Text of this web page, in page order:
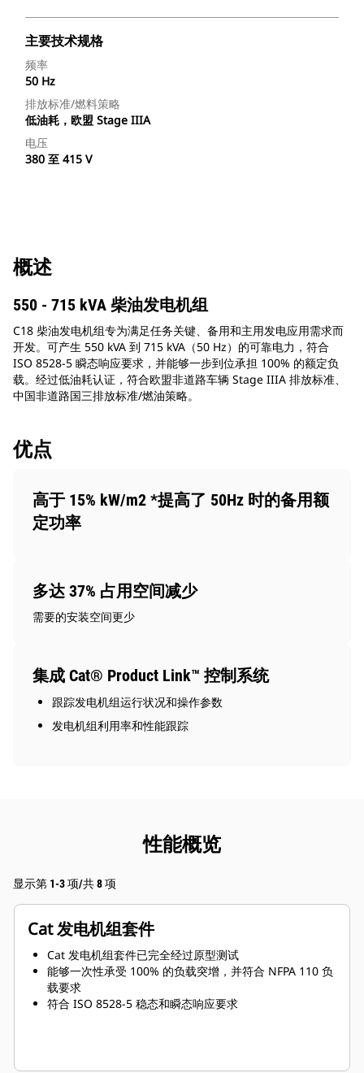
主要技术规格
频率
50 Hz
排放标准/燃料策略
低油耗，欧盟 Stage IIIA
电压
380 至 415 V
概述
550 - 715 kVA 柴油发电机组
C18 柴油发电机组专为满足任务关键、备用和主用发电应用需求而
开发。可产生 550 kVA 到 715 kVA（50 Hz）的可靠电力，符合
ISO 8528-5 瞬态响应要求，并能够一步到位承担 100% 的额定负
载。经过低油耗认证，符合欧盟非道路车辆 Stage IIIA 排放标准、
中国非道路国三排放标准/燃油策略。
优点
高于 15% kW/m2 *提高了 50Hz 时的备用额
定功率
多达 37% 占用空间减少
需要的安装空间更少
集成 Cat® Product Link™ 控制系统
跟踪发电机组运行状况和操作参数
发电机组利用率和性能跟踪
性能概览
显示第 1-3 项/共 8 项
Cat 发电机组套件
Cat 发电机组套件已完全经过原型测试
能够一次性承受 100% 的负载突增，并符合 NFPA 110 负
载要求
符合 ISO 8528-5 稳态和瞬态响应要求